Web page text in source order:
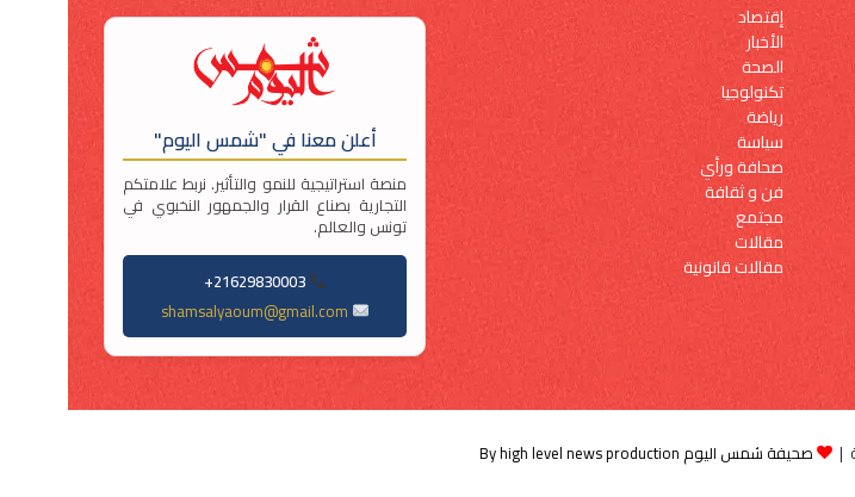
إقتصاد
الأخبار
الصحة
تكنولوجيا
رياضة
سياسة
صحافة ورأي
فن و ثقافة
مجتمع
مقالات
مقالات قانونية
أعلن معنا في "شمس اليوم"
منصة استراتيجية للنمو والتأثير. نربط علامتكم
التجارية بصناع القرار والجمهور النخبوي في
تونس والعالم.
21629830003+
shamsalyaoum@gmail.com
صحيفة شمس اليوم By high level news production